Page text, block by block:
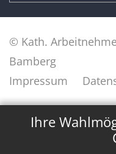
Ihre
© Kath.
Bamberg
Impressum